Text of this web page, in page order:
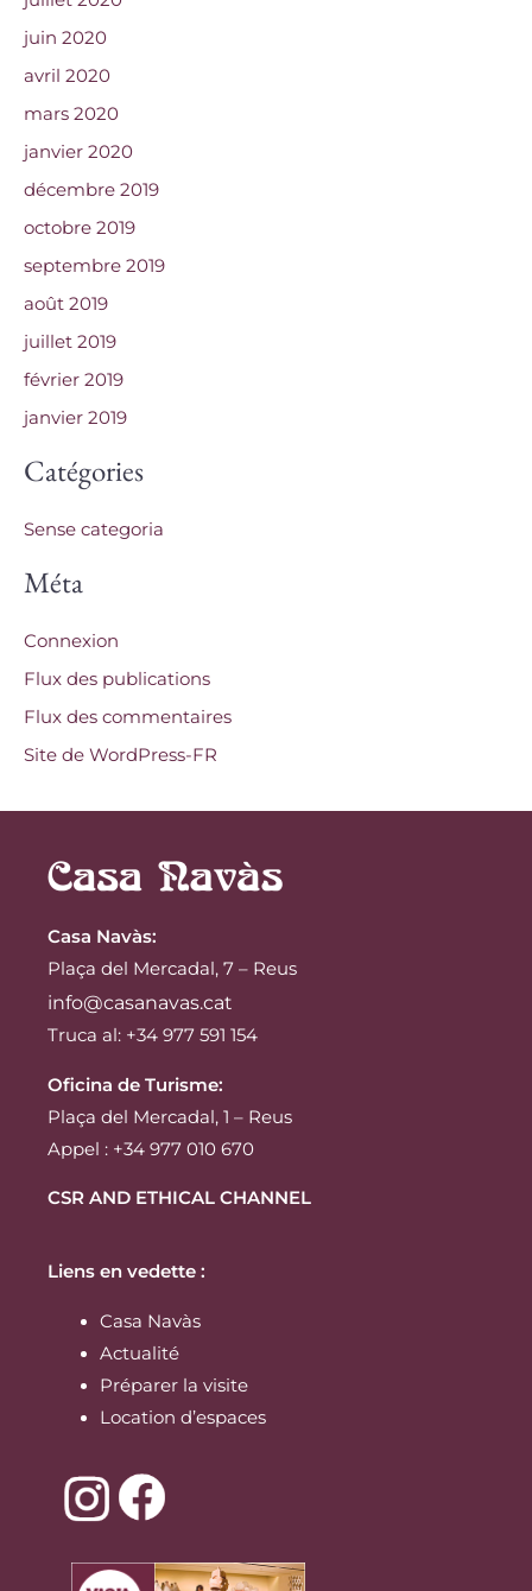
juin 2020
avril 2020
mars 2020
janvier 2020
décembre 2019
octobre 2019
septembre 2019
août 2019
juillet 2019
février 2019
janvier 2019
Catégories
Sense categoria
Méta
Connexion
Flux des publications
Flux des commentaires
Site de WordPress-FR
Casa Navàs:
Plaça del Mercadal, 7 – Reus
info@casanavas.cat
Truca al: +34 977 591 154
Oficina de Turisme:
Plaça del Mercadal, 1 – Reus
Appel : +34 977 010 670
CSR AND ETHICAL CHANNEL
Liens en vedette :
Casa Navàs
Actualité
Préparer la visite
Location d’espaces